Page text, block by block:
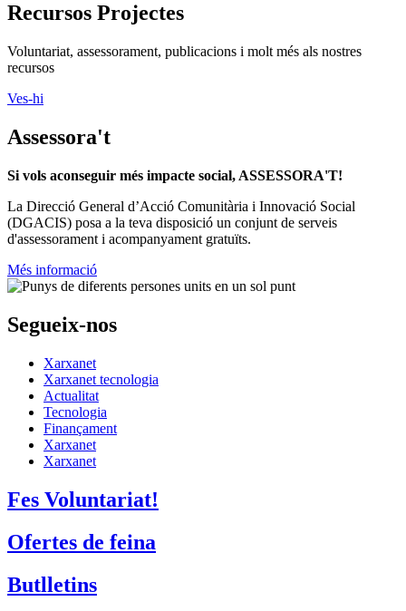
Recursos Projectes
Voluntariat, assessorament, publicacions i molt més als nostres
recursos
Ves-hi
Assessora't
Si vols aconseguir més impacte social, ASSESSORA'T!
La Direcció General d’Acció Comunitària i Innovació Social
(DGACIS) posa a la teva disposició un conjunt de serveis
d'assessorament i acompanyament gratuïts.
Més informació
Segueix-nos
Xarxanet
Xarxanet tecnologia
Actualitat
Tecnologia
Finançament
Xarxanet
Xarxanet
Fes Voluntariat!
Ofertes de feina
Butlletins